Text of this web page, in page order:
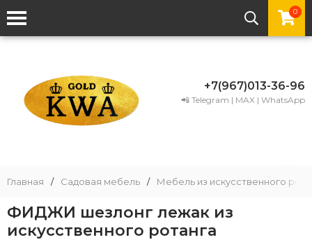
0
+7(967)013-36-96
📲 Telegram | MAX | WhatsApp
Главная / Садовая мебель / Мебель из искусственного
ФИДЖИ шезлонг лежак из
искусственного ротанга